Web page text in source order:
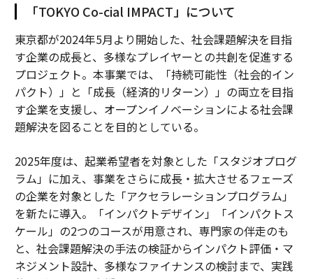
「TOKYO Co-cial IMPACT」について
東京都が2024年5月より開始した、社会課題解決を目指
す企業の成長と、多様なプレイヤーとの共創を促進する
プロジェクト。本事業では、「持続可能性（社会的イン
パクト）」と「成長（経済的リターン）」の両立を目指
す企業を支援し、オープンイノベーションによる社会課
題解決を図ることを目的としている。
2025年度は、起業希望者を対象とした「スタジオプログ
ラム」に加え、事業をさらに成長・拡大させるフェーズ
の企業を対象とした「アクセラレーションプログラム」
を新たに導入。「インパクトデザイン」「インパクトス
ケール」の2つのコースが用意され、専門家の伴走のも
と、社会課題解決の手法の検証からインパクト評価・マ
ネジメント設計、多様なファイナンスの検討まで、実践